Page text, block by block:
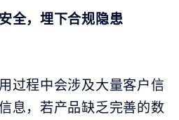
全，埋下合规隐患
过程中会涉及大量客户信
息，若产品缺乏完善的数